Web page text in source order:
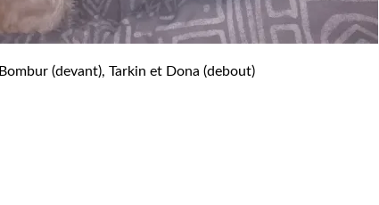
Bombur (devant), Tarkin et Dona (debout)